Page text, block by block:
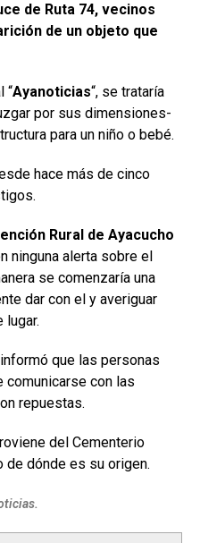
de Ruta 74, vecinos
de un objeto que
“Ayanoticias“, se trataría
por sus dimensiones-
para un niño o bebé.
hace más de cinco
Rural de Ayacucho
ninguna alerta sobre el
se comenzaría una
dar con el y averiguar
lugar.
informó que las personas
comunicarse con las
repuestas.
del Cementerio
de dónde es su origen.